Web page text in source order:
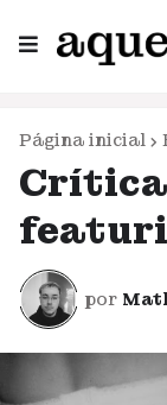
Página inicial
Crítica
por